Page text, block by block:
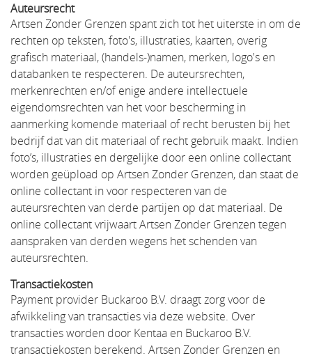
Auteursrecht
Artsen Zonder Grenzen spant zich tot het uiterste in om de
rechten op teksten, foto's, illustraties, kaarten, overig
grafisch materiaal, (handels-)namen, merken, logo's en
databanken te respecteren. De auteursrechten,
merkenrechten en/of enige andere intellectuele
eigendomsrechten van het voor bescherming in
aanmerking komende materiaal of recht berusten bij het
bedrijf dat van dit materiaal of recht gebruik maakt. Indien
foto’s, illustraties en dergelijke door een online collectant
worden geüpload op Artsen Zonder Grenzen, dan staat de
online collectant in voor respecteren van de
auteursrechten van derde partijen op dat materiaal. De
online collectant vrijwaart Artsen Zonder Grenzen tegen
aanspraken van derden wegens het schenden van
auteursrechten.
Transactiekosten
Payment provider Buckaroo B.V. draagt zorg voor de
afwikkeling van transacties via deze website. Over
transacties worden door Kentaa en Buckaroo B.V.
transactiekosten berekend. Artsen Zonder Grenzen en